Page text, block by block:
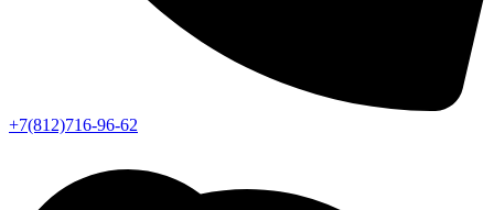
+7(812)716-96-62